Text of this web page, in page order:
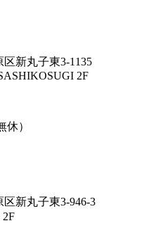
新丸子東3-1135
2F
休）
新丸子東3-946-3